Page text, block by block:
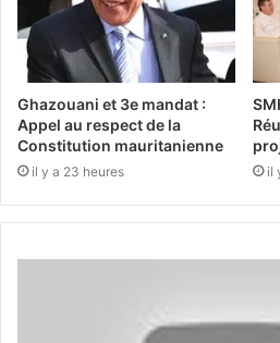
Ghazouani et 3e mandat :
Appel au respect de la
Constitution mauritanienne
il y a 23 heures il